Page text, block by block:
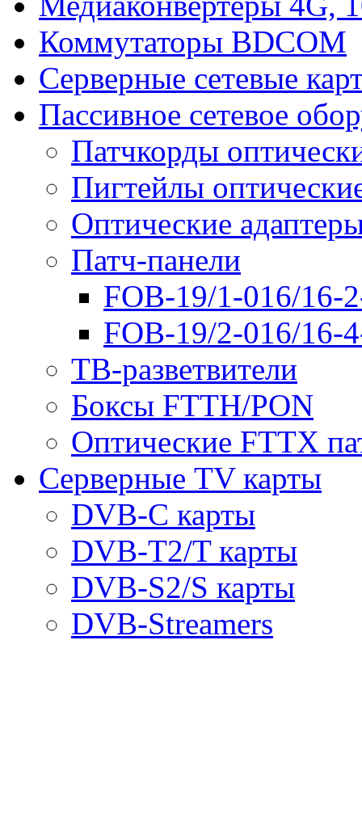
Коммутаторы BDCOM
Серверные сетевые
Пассивное сетевое
Патчкорды
Пигтейлы
Оптические
Патч-панели
FOB-19/1-016/16-
FOB-19/2-016/16-
ТВ-разветвители
Боксы FTTH/PON
Оптические FTTX
Серверные TV карты
DVB-C карты
DVB-T2/T карты
DVB-S2/S карты
DVB-Streamers